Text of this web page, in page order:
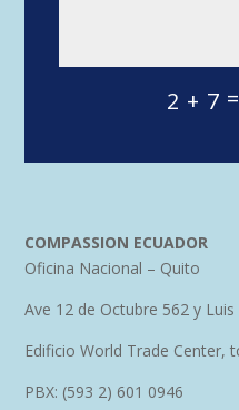
2 + 7 =
COMPASSION ECUADOR
Oficina Nacional – Quito
Ave 12 de Octubre 562 y
Edificio World Trade Center,
PBX: (593 2) 601 0946